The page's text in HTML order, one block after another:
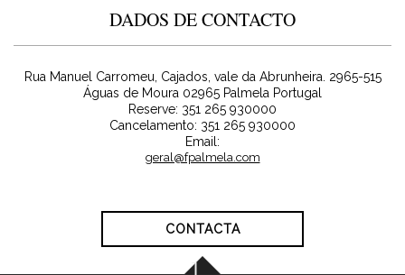
DADOS DE CONTACTO
Rua Manuel Carromeu, Cajados, vale da Abrunheira. 2965-515
Águas de Moura 02965 Palmela Portugal
Reserve: 351 265 930000
Cancelamento: 351 265 930000
Email:
geral@fpalmela.com
CONTACTA